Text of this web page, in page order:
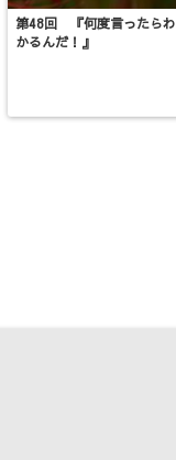
第48回 『何度言ったらわ
かるんだ！』